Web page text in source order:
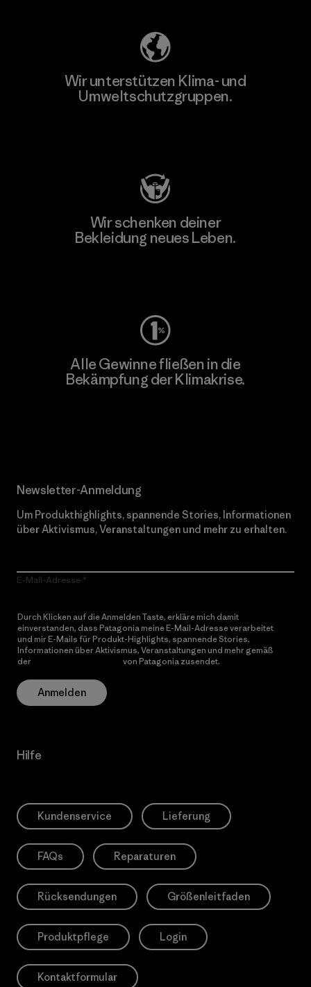
Wir unterstützen Klima- und
Umweltschutzgruppen.
Wir schenken deiner
Bekleidung neues Leben.
Alle Gewinne fließen in die
Bekämpfung der Klimakrise.
Newsletter-Anmeldung
Um Produkthighlights, spannende Stories, Informationen
über Aktivismus, Veranstaltungen und mehr zu erhalten.
E-Mail-Adresse
Durch Klicken auf die Anmelden Taste, erkläre mich damit
einverstanden, dass Patagonia meine E-Mail-Adresse verarbeitet
und mir E-Mails für Produkt-Highlights, spannende Stories,
Informationen über Aktivismus, Veranstaltungen und mehr gemäß
der
von Patagonia zusendet.
Anmelden
Hilfe
Kundenservice Lieferung
FAQs Reparaturen
Rücksendungen Größenleitfaden
Produktpflege Login
Kontaktformular